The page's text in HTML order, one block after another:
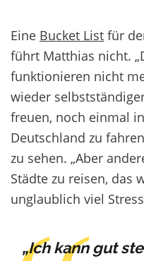
Eine Bucket List für
führt Matthias nicht.
funktionieren nicht
wieder
freuen, noch einmal
Deutschland zu
zu sehen. „Aber
Städte zu reisen, das
unglaublich viel
„Ich kann gut